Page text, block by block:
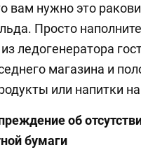
вам нужно это
Просто
ледогенератора
магазина и
или напитки
об
бумаги